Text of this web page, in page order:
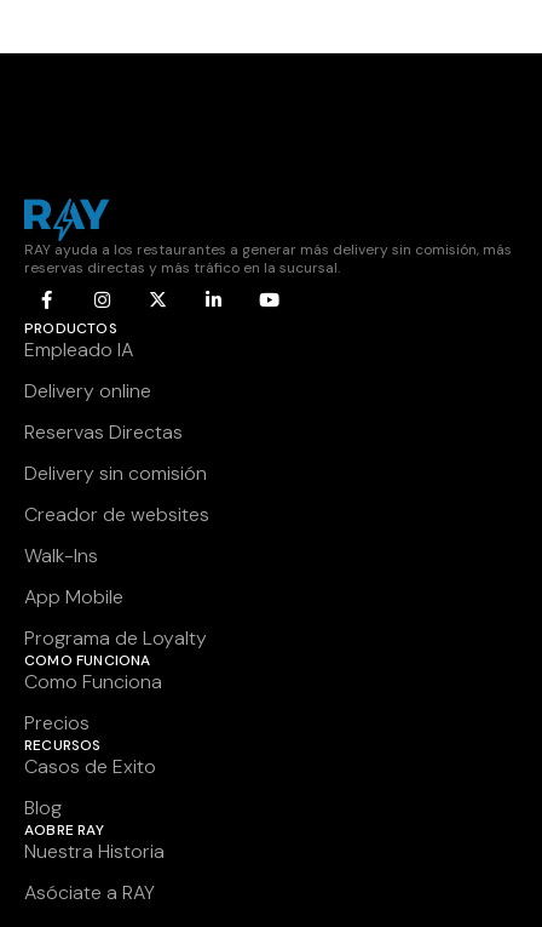
RAY ayuda a los restaurantes a generar más delivery sin comisión, más
reservas directas y más tráfico en la sucursal.
PRODUCTOS
Empleado IA
Delivery online
Reservas Directas
Delivery sin comisión
Creador de websites
Walk-Ins
App Mobile
Programa de Loyalty
COMO FUNCIONA
Como Funciona
Precios
RECURSOS
Casos de Exito
Blog
AOBRE RAY
Nuestra Historia
Asóciate a RAY